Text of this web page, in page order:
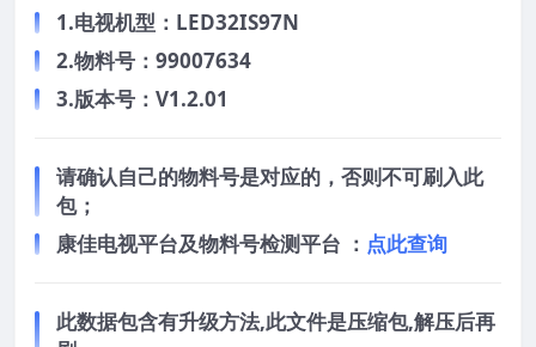
1.电视机型：LED32IS97N
2.物料号：99007634
3.版本号：V1.2.01
请确认自己的物料号是对应的，否则不可刷入此
包；
康佳电视平台及物料号检测平台 ： 点此查询
此数据包含有升级方法,此文件是压缩包,解压后再